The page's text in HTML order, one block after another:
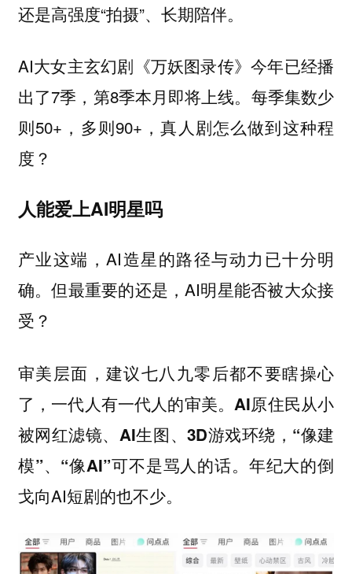
还是高强度“拍摄”、长期陪伴。
AI大女主玄幻剧《万妖图录传》今年已经播
出了7季，第8季本月即将上线。每季集数少
则50+，多则90+，真人剧怎么做到这种程
度？
人能爱上AI明星吗
产业这端，AI造星的路径与动力已十分明
确。但最重要的还是，AI明星能否被大众接
受？
审美层面，建议七八九零后都不要瞎操心
了，一代人有一代人的审美。AI原住民从小
被网红滤镜、AI生图、3D游戏环绕，“像建
模”、“像AI”可不是骂人的话。 年纪大的倒
戈向AI短剧的也不少。